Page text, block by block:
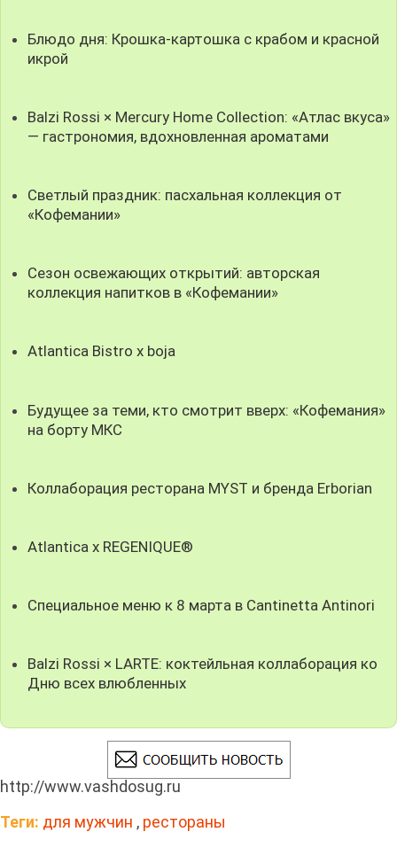
Блюдо дня: Крошка-картошка с крабом и красной
икрой
Balzi Rossi × Mercury Home Collection: «Атлас вкуса»
— гастрономия, вдохновленная ароматами
Светлый праздник: пасхальная коллекция от
«Кофемании»
Сезон освежающих открытий: авторская
коллекция напитков в «Кофемании»
Atlantica Bistro x boja
Будущее за теми, кто смотрит вверх: «Кофемания»
на борту МКС
Коллаборация ресторана MYST и бренда Erborian
Atlantica x REGENIQUE®
Специальное меню к 8 марта в Cantinetta Antinori
Balzi Rossi × LARTE: коктейльная коллаборация ко
Дню всех влюбленных
http://www.vashdosug.ru
Теги: для мужчин , рестораны